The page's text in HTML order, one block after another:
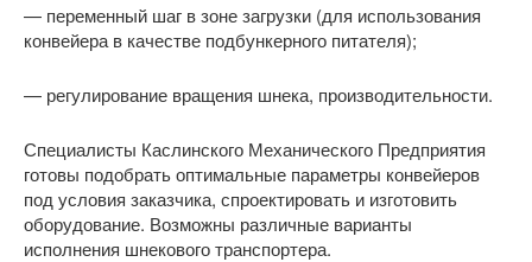
— переменный шаг в зоне загрузки (для использования
конвейера в качестве подбункерного питателя);
— регулирование вращения шнека, производительности.
Специалисты Каслинского Механического Предприятия
готовы подобрать оптимальные параметры конвейеров
под условия заказчика, спроектировать и изготовить
оборудование. Возможны различные варианты
исполнения шнекового транспортера.